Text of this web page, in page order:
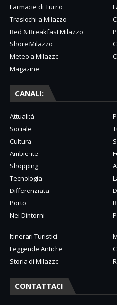
Farmacie di Turno
Traslochi a Milazzo
Bed & Breakfast Milazzo
Shore Milazzo
Meteo a Milazzo
Magazine
CANALI:
Attualità
Sociale
Cultura
Ambiente
Shopping
Tecnologia
Differenziata
Porto
Nei Dintorni
Itinerari Turistici
Leggende Antiche
Storia di Milazzo
CONTATTACI